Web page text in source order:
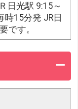
日光駅 9:15～
時15分発 JR日
です。